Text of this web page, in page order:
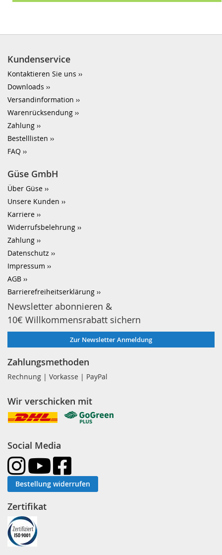
Kundenservice
Kontaktieren Sie uns
Downloads
Versandinformation
Warenrücksendung
Zahlung
Bestelllisten
FAQ
Güse GmbH
Über Güse
Unsere Kunden
Karriere
Widerrufsbelehrung
Zahlung
Datenschutz
Impressum
AGB
Barrierefreiheitserklärung
Newsletter abonnieren &
10€ Willkommensrabatt sichern
Zur Newsletter Anmeldung
Zahlungsmethoden
Rechnung | Vorkasse | PayPal
Wir verschicken mit
Social Media
Bestellung widerrufen
Zertifikat